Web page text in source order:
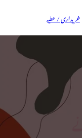
خریداری / عطیہ